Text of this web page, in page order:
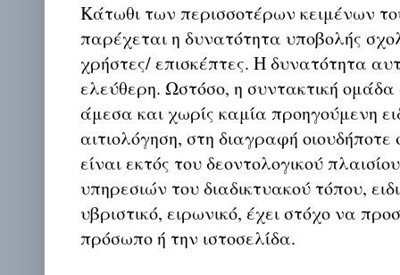
Κάτωθι των περισσοτέρων κειμένων
παρέχεται η δυνατότητα υποβολής
χρήστες/ επισκέπτες. Η δυνατότητα
ελεύθερη. Ωστόσο, η συντακτική
άμεσα και χωρίς καμία προηγούμενη
αιτιολόγηση, στη διαγραφή οιουδήποτε
είναι εκτός του δεοντολογικού
υπηρεσιών του διαδικτυακού τόπου,
υβριστικό, ειρωνικό, έχει στόχο να
πρόσωπο ή την ιστοσελίδα.